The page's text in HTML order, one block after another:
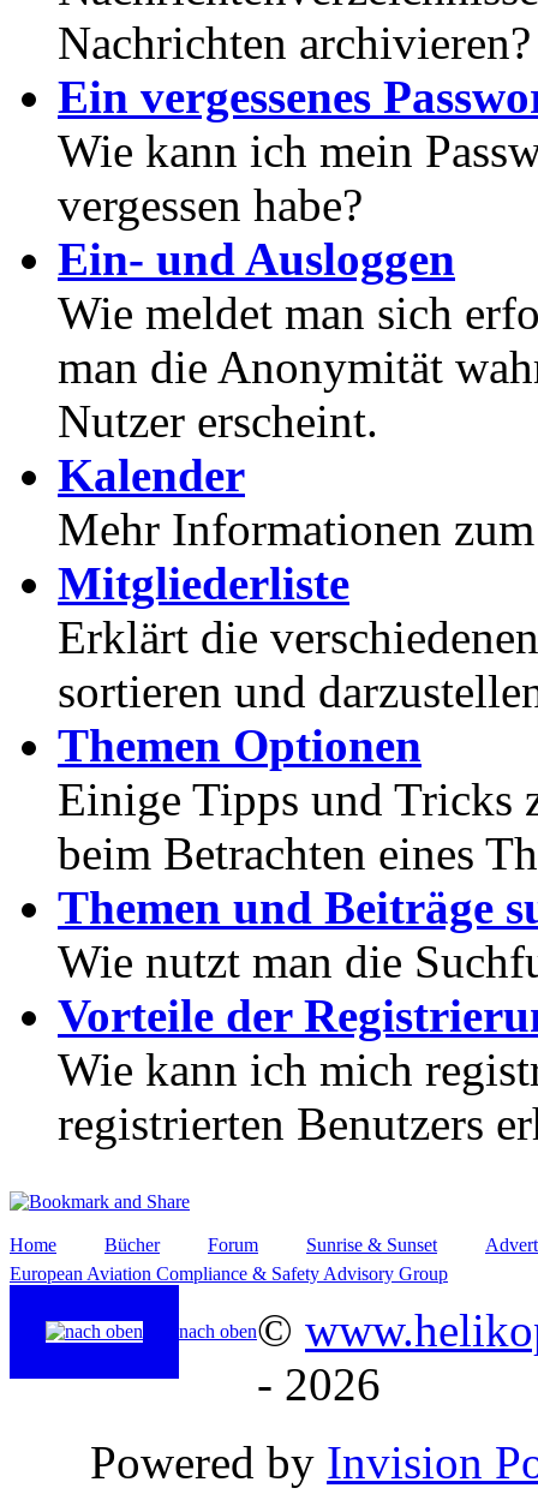
Nachrichten archivieren?
Ein vergessenes
Wie kann ich mein
vergessen habe?
Ein- und Ausloggen
Wie meldet man sich
man die Anonymität
Nutzer erscheint.
Kalender
Mehr Informationen
Mitgliederliste
Erklärt die
sortieren und
Themen Optionen
Einige Tipps und Tricks
beim Betrachten eines
Themen und Beiträge
Wie nutzt man die
Vorteile der
Wie kann ich mich
registrierten Benutzers
Home Bücher Forum Sunrise & Sunset
European Aviation Compliance & Safety Advisory Group
nach oben©
- 2026
Powered by Invision